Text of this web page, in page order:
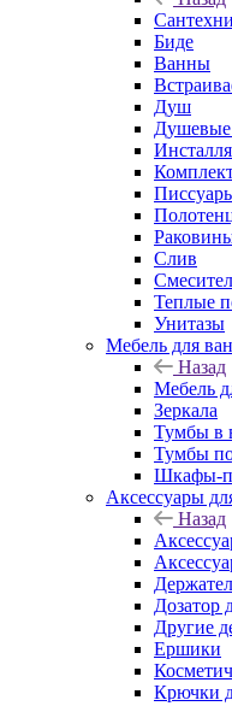
Биде
Ванны
Душ
Душевые
Слив
Теплые
Унитазы
Мебель для
Назад
Мебель
Зеркала
Тумбы в
Тумбы
Шкафы-
Аксессуары
Назад
Дозатор
Другие
Ершики
Крючки